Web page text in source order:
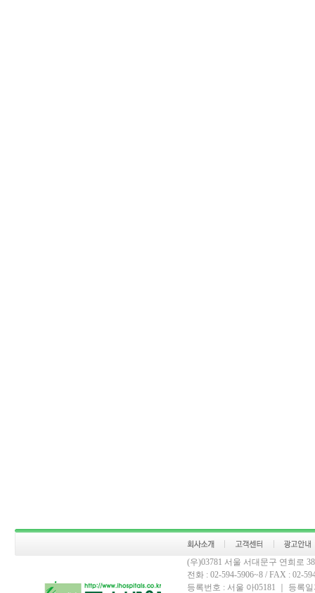
(우)03781 서울 서대문구 연희로
전화 : 02-594-5906~8 / FAX : 02-
등록번호 : 서울 아05181 ｜ 등록